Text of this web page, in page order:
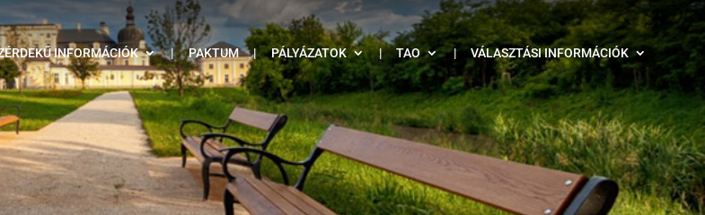
INFORMÁCIÓK | PAKTUM | PÁLYÁZATOK | TAO | VÁLASZTÁSI INFORMÁCIÓK